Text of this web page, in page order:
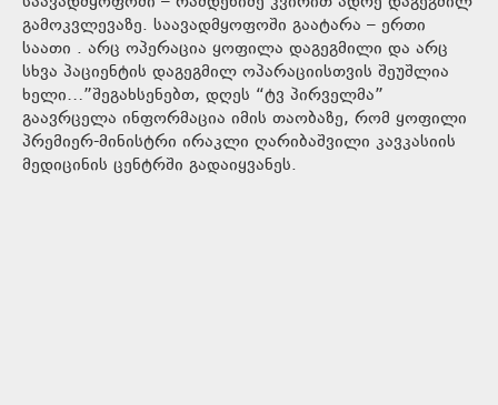
გამოკვლევაზე. საავადმყოფოში გაატარა – ერთი
საათი . არც ოპერაცია ყოფილა დაგეგმილი და არც
სხვა პაციენტის დაგეგმილ ოპარაციისთვის შეუშლია
ხელი…”შეგახსენებთ, დღეს “ტვ პირველმა”
გაავრცელა ინფორმაცია იმის თაობაზე, რომ ყოფილი
პრემიერ-მინისტრი ირაკლი ღარიბაშვილი კავკასიის
მედიცინის ცენტრში გადაიყვანეს.